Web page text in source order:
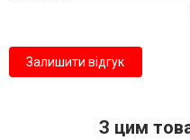
Залишити відгук
З цим